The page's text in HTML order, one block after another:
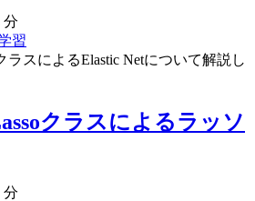
分
習
ラスによるElastic Netについて解説し
クラスによるラッソ
分